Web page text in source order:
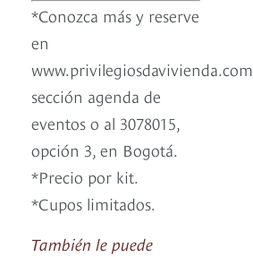
*Conozca más y reserve
en
www.privilegiosdavivienda.com,
sección agenda de
eventos o al 3078015,
opción 3, en Bogotá.
*Precio por kit.
*Cupos limitados.
También le puede